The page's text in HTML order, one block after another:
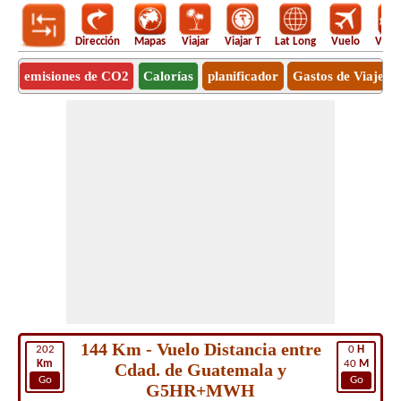
Dirección Mapas Viajar Viajar T Lat Long Vuelo
emisiones de CO2 Calorías planificador Gastos de Viaje
202
Km
Go
0 H
40 M
Go
144 Km - Vuelo Distancia entre
Cdad. de Guatemala y
G5HR+MWH